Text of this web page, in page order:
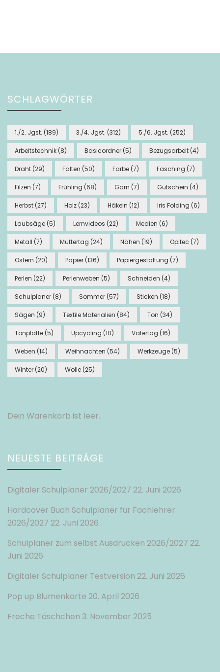
SCHLAGWÖRTER
1./2. Jgst. (189) 3./4. Jgst. (312) 5./6. Jgst. (252)
Arbeitstechnik (8) Basicordner (5) Bezugsarbeit (4)
Draht (29) Falten (50) Farbe (7) Fasching (7)
Filzen (7) Frühling (68) Garn (7) Gutschein (4)
Herbst (27) Holz (23) Häkeln (12) Iris Folding (6)
Laubsäge (5) Lernvideos (22) Medien (6)
Metall (7) Muttertag (24) Nähen (19) Opitec (7)
Ostern (20) Papier (136) Papiergestaltung (7)
Perlen (22) Perlenweben (5) Schneiden (4)
Schulplaner (8) Sommer (57) Sticken (18)
Sägen (9) Textile Materialien (84) Ton (34)
Tonplatte (5) Upcycling (10) Vatertag (16)
Weben (14) Weihnachten (54) Werkzeuge (5)
Winter (20) Wolle (25)
Dein Warenkorb ist leer.
NEUESTE BEITRÄGE
Digitaler Schulplaner 2026/2027 22. Juni 2026
Hardcover Buch Schulplaner für Fachlehrer
2026/2027 22. Juni 2026
Schulplaner zum selbst Ausdrucken 2026/2027 22.
Juni 2026
Digitaler Schulplaner Testversion 22. Juni 2026
Pop up Blumenkarte 20. April 2026
Freche Täschchen 3. November 2025